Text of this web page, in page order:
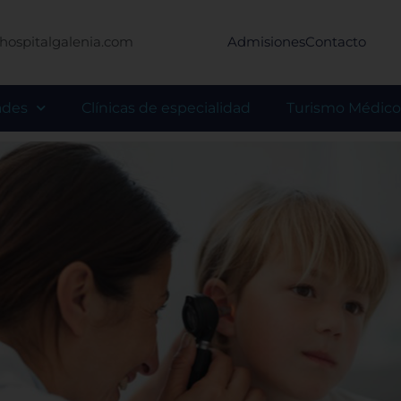
AdmisionesContacto
Clínicas de especialidad Turismo Médico